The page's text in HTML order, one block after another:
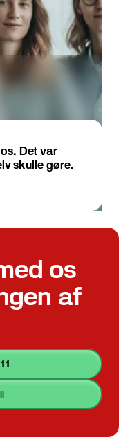
Det var
skulle gøre.
os
af